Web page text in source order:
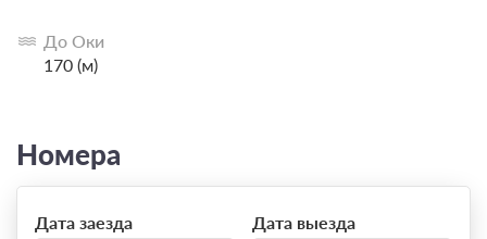
До Оки
170 (м)
Номера
Дата заезда Дата выезда